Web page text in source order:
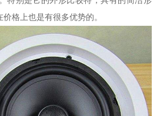
格上也是有很多优势的。